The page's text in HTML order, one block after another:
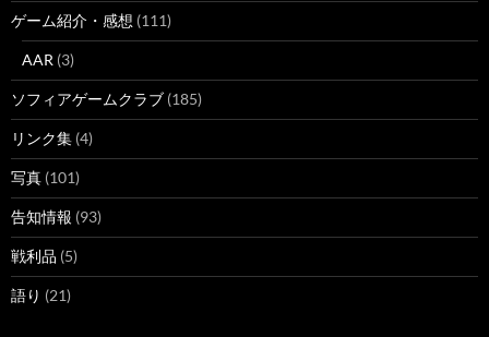
ゲーム紹介・感想 (111)
AAR (3)
ソフィアゲームクラブ (185)
リンク集 (4)
写真 (101)
告知情報 (93)
戦利品 (5)
語り (21)